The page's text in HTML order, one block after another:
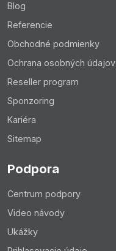
Blog
Referencie
Obchodné podmienky
Ochrana osobných údajov
Reseller program
Sponzoring
Kariéra
Sitemap
Podpora
Centrum podpory
Video návody
Ukážky